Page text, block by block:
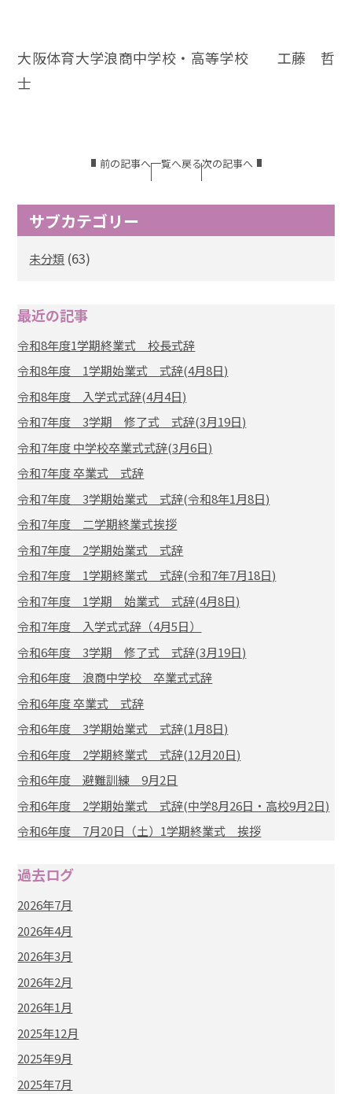
大阪体育大学浪商中学校・高等学校 工藤 哲
士
前の記事へ一覧へ戻る次の記事へ
サブカテゴリー
未分類 (63)
最近の記事
令和8年度1学期終業式 校長式辞
令和8年度 1学期始業式 式辞(4月8日)
令和8年度 入学式式辞(4月4日)
令和7年度 3学期 修了式 式辞(3月19日)
令和7年度 中学校卒業式式辞(3月6日)
令和7年度 卒業式 式辞
令和7年度 3学期始業式 式辞(令和8年1月8日)
令和7年度 二学期終業式挨拶
令和7年度 2学期始業式 式辞
令和7年度 1学期終業式 式辞(令和7年7月18日)
令和7年度 1学期 始業式 式辞(4月8日)
令和7年度 入学式式辞（4月5日）
令和6年度 3学期 修了式 式辞(3月19日)
令和6年度 浪商中学校 卒業式式辞
令和6年度 卒業式 式辞
令和6年度 3学期始業式 式辞(1月8日)
令和6年度 2学期終業式 式辞(12月20日)
令和6年度 避難訓練 9月2日
令和6年度 2学期始業式 式辞(中学8月26日・高校9月2日)
令和6年度 7月20日（土）1学期終業式 挨拶
過去ログ
2026年7月
2026年4月
2026年3月
2026年2月
2026年1月
2025年12月
2025年9月
2025年7月